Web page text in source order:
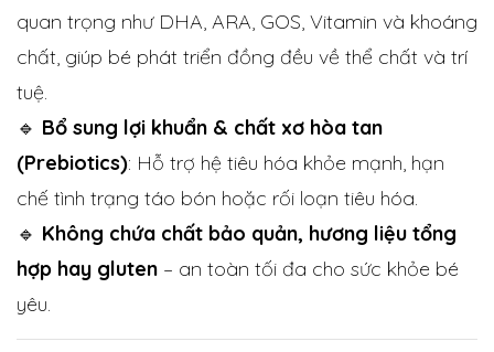
quan trọng như DHA, ARA, GOS, Vitamin và khoáng
chất, giúp bé phát triển đồng đều về thể chất và trí
tuệ.
🔹 Bổ sung lợi khuẩn & chất xơ hòa tan
(Prebiotics): Hỗ trợ hệ tiêu hóa khỏe mạnh, hạn
chế tình trạng táo bón hoặc rối loạn tiêu hóa.
🔹 Không chứa chất bảo quản, hương liệu tổng
hợp hay gluten – an toàn tối đa cho sức khỏe bé
yêu.